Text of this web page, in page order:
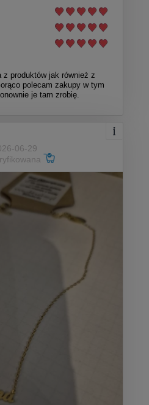
z produktów jak również z
polecam zakupy w tym
je tam zrobię.
06-29